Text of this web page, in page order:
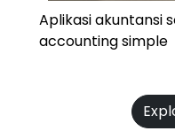
Aplikasi akuntansi
accounting simple